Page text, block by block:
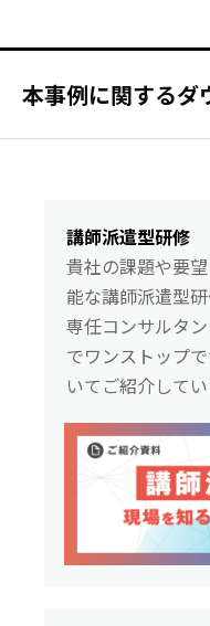
本事例に関するダ
講師派遣型研修
貴社の課題や要
能な講師派遣型
専任コンサルタ
でワンストップ
いてご紹介してい